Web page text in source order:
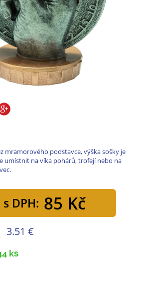
mramorového podstavce, výška sošky je
umístnit na víka pohárů, trofejí nebo na
DPH: 85 Kč
3.51 €
ks